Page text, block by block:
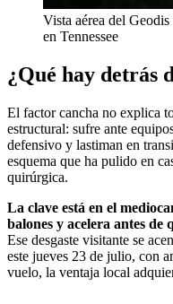
Vista aérea del
en Tennessee
¿Qué hay detrás
El factor cancha no explica
estructural: sufre ante
defensivo y lastiman en
esquema que ha pulido en
quirúrgica.
La clave está en el
balones y acelera antes
Ese desgaste visitante se
este jueves 23 de julio, con
vuelo, la ventaja local